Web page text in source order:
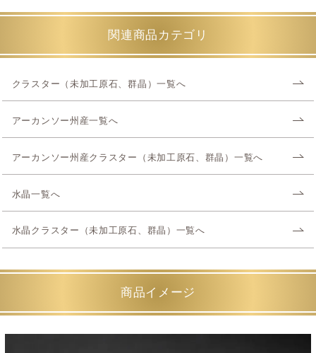
関連商品カテゴリ
クラスター（未加工原石、群晶）一覧へ
アーカンソー州産一覧へ
アーカンソー州産クラスター（未加工原石、群晶）一覧へ
水晶一覧へ
水晶クラスター（未加工原石、群晶）一覧へ
商品イメージ